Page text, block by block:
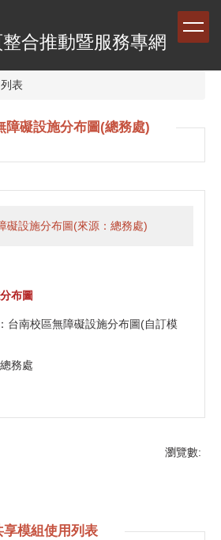
合推動暨服務專網
表
障礙設施分布圖(總務處)
礙設施分布圖(來源：總務處)
布圖
台南校區無障礙設施分布圖(自訂模
務處
瀏覽數:
享模組使用列表